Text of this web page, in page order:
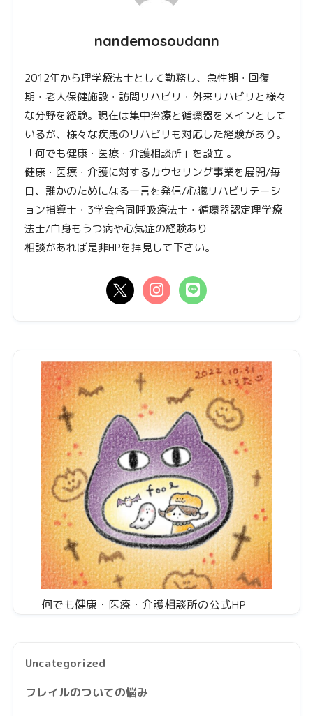
nandemosoudann
2012年から理学療法士として勤務し、急性期・回復
期・老人保健施設・訪問リハビリ・外来リハビリと様々
な分野を経験。現在は集中治療と循環器をメインとして
いるが、様々な疾患のリハビリも対応した経験があり。
「何でも健康・医療・介護相談所」を設立 。
健康・医療・介護に対するカウセリング事業を展開/毎
日、誰かのためになる一言を発信/心臓リハビリテーシ
ョン指導士・3学会合同呼吸療法士・循環器認定理学療
法士/自身もうつ病や心気症の経験あり
相談があれば是非HPを拝見して下さい。
何でも健康・医療・介護相談所の公式HP
Uncategorized
フレイルのついての悩み